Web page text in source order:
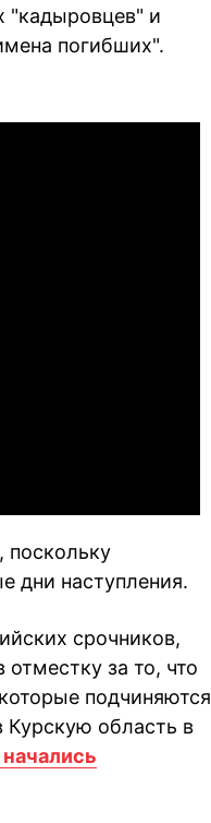
"кадыровцев" и
погибших".
поскольку
дни наступления.
срочников,
за то, что
подчиняются
область в
начались